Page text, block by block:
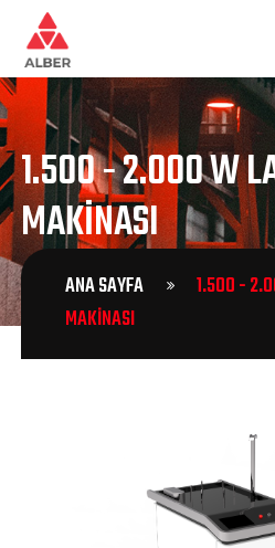
1.500 - 2.000 W
MAKINASI
ANA SAYFA
1.500 -
MAKINASI